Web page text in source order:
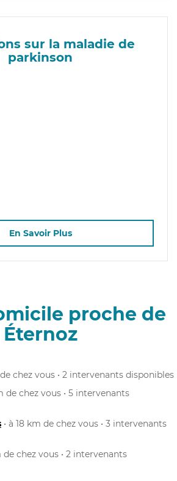
sur la maladie de
parkinson
En Savoir Plus
proche de
Éternoz
de chez vous • 2 intervenants disponibles
de chez vous • 5 intervenants
• à 18 km de chez vous • 3 intervenants
de chez vous • 2 intervenants